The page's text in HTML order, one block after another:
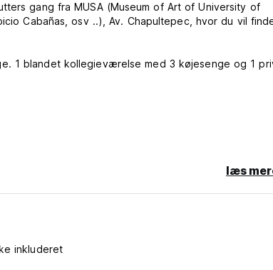
gang fra MUSA (Museum of Art of University of
Cabañas, osv ..), Av. Chapultepec, hvor du vil
1 blandet kollegieværelse med 3 køjesenge og 1
læs
inkluderet